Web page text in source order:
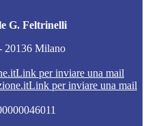
G. Feltrinelli
20136 Milano
Link per inviare una mail
Link per inviare una mail